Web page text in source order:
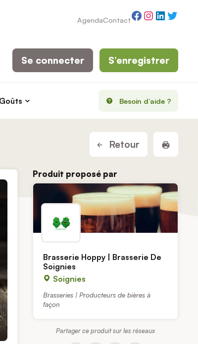
AgendaContactFacebook
Instagram
Besoin d’aide ?
Se connecter S’enregistrer
Retour
Produit proposé par
Brasserie Hoppy | Brasserie De
Soignies
Soignies
Brasseries | Producteurs de bières à
façon
Partager ce produit sur les réseaux